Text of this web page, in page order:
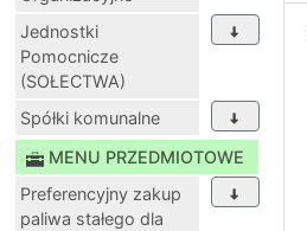
Jednostki
Pomocnicze
(SOŁECTWA)
Spółki komunalne
MENU PRZEDMIOTOWE
Preferencyjny zakup
paliwa stałego dla